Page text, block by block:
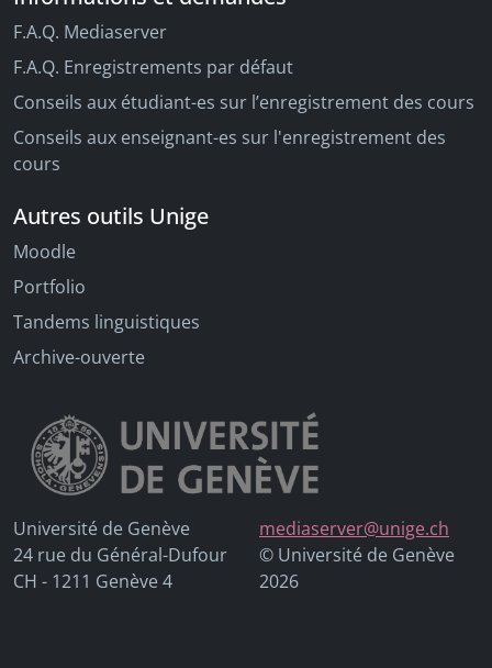
F.A.Q. Mediaserver
F.A.Q. Enregistrements par défaut
Conseils aux étudiant-es sur l’enregistrement des cours
Conseils aux enseignant-es sur l'enregistrement des
cours
Autres outils Unige
Moodle
Portfolio
Tandems linguistiques
Archive-ouverte
Université de Genève
24 rue du Général-Dufour
CH - 1211 Genève 4
mediaserver@unige.ch
© Université de Genève
2026